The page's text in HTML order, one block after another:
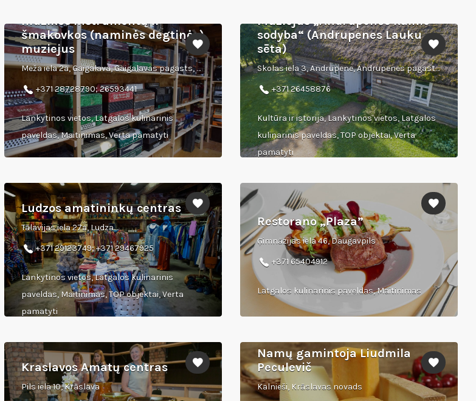
muzikos instrumentų ir
šmakovkos (naminės degtinės)
muziejus
Meža iela 2a, Gaigalava, Gaigalavas pagasts, Rēzeknes novads
+371 28728790; 26593441
Lankytinos vietos, Latgalos kulinarinis
paveldas, Maitinimas, Verta pamatyti
Muziejus „Andrupenės kaimo
sodyba“ (Andrupenes Lauku
sēta)
Skolas iela 3, Andrupene, Andrupenes pagasts, Kraslavas novads
+371 26458876
Kultūra ir istorija, Lankytinos vietos, Latgalos
kulinarinis paveldas, TOP objektai, Verta
pamatyti
Ludzos amatininkų centras
Tālavijas iela 27a, Ludza
+371 29123749; +371 29467925
Lankytinos vietos, Latgalos kulinarinis
paveldas, Maitinimas, TOP objektai, Verta
pamatyti
Restorano „Plaza”
Ģimnāzijas iela 46, Daugavpils
+371 65404912
Latgalos kulinarinis paveldas, Maitinimas
Kraslavos Amatų centras
Pils iela 10, Krāslava
Namų gamintoja Liudmila
Peculevič
Kalnieši, Krāslavas novads